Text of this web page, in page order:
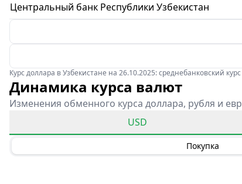
Центральный банк Республики Узбекистан
Курс доллара в Узбекистане на 26.10.2025: среднебанковский
Динамика курса валют
Изменения обменного курса доллара, рубля и
USD
Покупка